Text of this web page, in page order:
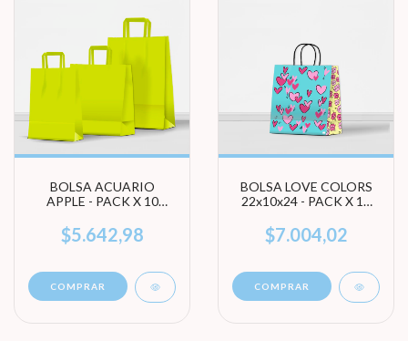
BOLSA ACUARIO
APPLE - PACK X 10
TAMAÑO)
$5.642,98
COMPRAR
BOLSA LOVE COLORS
22x10x24 - PACK X 10
$7.004,02
COMPRAR